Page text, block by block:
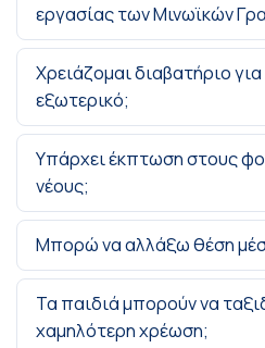
εργασίας των Μινωϊκών
Χρειάζομαι διαβατήριο
εξωτερικό;
Υπάρχει έκπτωση στους
νέους;
Μπορώ να αλλάξω θέση
Τα παιδιά μπορούν να
χαμηλότερη χρέωση;